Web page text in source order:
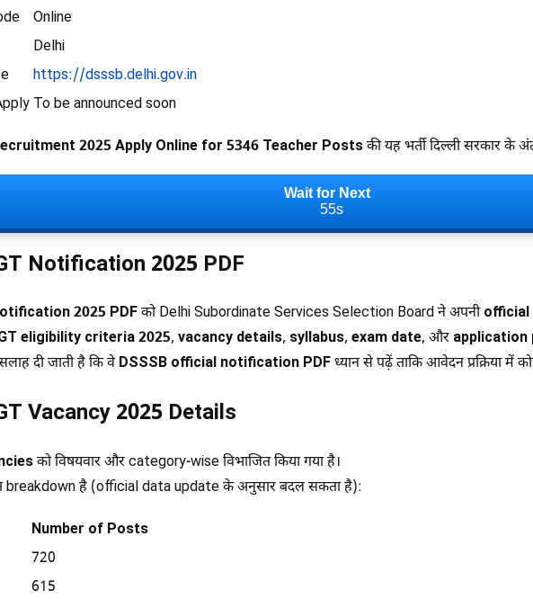
Online
Delhi
https://dsssb.delhi.gov.in
To be announced soon
2025 Apply Online for 5346 Teacher Postsकी यह भर्ती दिल्ली सरकार के
Wait for Next
54s
Notification 2025 PDF
2025 PDFको Delhi Subordinate Services Selection Board ने अपनीofficial
eligibility criteria 2025, vacancy details, syllabus, exam date, और application
दी जाती है कि वेDSSSB official notification PDFध्यान से पढ़ें ताकि आवेदन प्रक्रिया में
Vacancy 2025 Details
को विषयवार और category-wise विभाजित किया गया है।
breakdown है (official data update के अनुसार बदल सकता है):
Number of Posts
720
615